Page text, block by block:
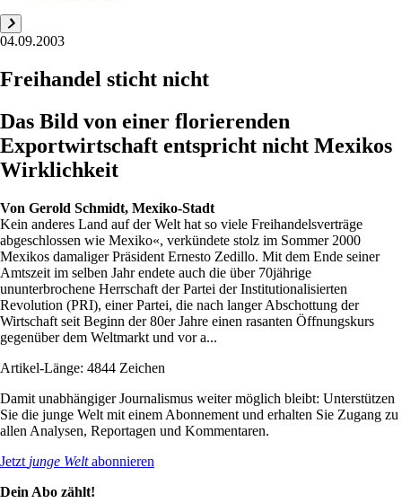
04.09.2003
Freihandel sticht nicht
Das Bild von einer florierenden
Exportwirtschaft entspricht nicht Mexikos
Wirklichkeit
Von Gerold Schmidt, Mexiko-Stadt
Kein anderes Land auf der Welt hat so viele Freihandelsverträge
abgeschlossen wie Mexiko«, verkündete stolz im Sommer 2000
Mexikos damaliger Präsident Ernesto Zedillo. Mit dem Ende seiner
Amtszeit im selben Jahr endete auch die über 70jährige
ununterbrochene Herrschaft der Partei der Institutionalisierten
Revolution (PRI), einer Partei, die nach langer Abschottung der
Wirtschaft seit Beginn der 80er Jahre einen rasanten Öffnungskurs
gegenüber dem Weltmarkt und vor a...
Artikel-Länge: 4844 Zeichen
Damit unabhängiger Journalismus weiter möglich bleibt: Unterstützen
Sie die junge Welt mit einem Abonnement und erhalten Sie Zugang zu
allen Analysen, Reportagen und Kommentaren.
Jetzt junge Weltabonnieren
Dein Abo zählt!